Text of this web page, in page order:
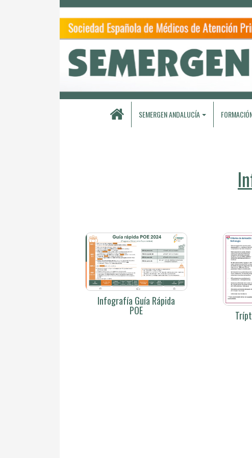
SEMERGEN ANDALUCÍA
Infografía Guía Rápida
POE